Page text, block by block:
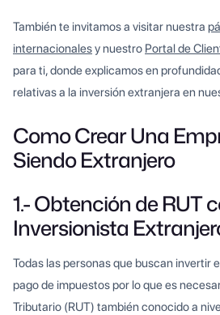
También te invitamos a visitar nuestra
internacionalesy nuestro Portal de
para ti, donde explicamos en
relativas a la inversión extranjera en
Como Crear Una
Siendo Extranjero
1.- Obtención de RUT
Inversionista
Todas las personas que buscan invertir
pago de impuestos por lo que es
Tributario (RUT) también conocido a